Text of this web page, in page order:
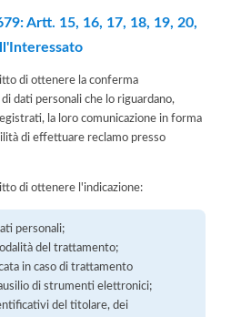
Artt. 15, 16, 17, 18, 19, 20,
di ottenere la conferma
dati personali che lo riguardano,
la loro comunicazione in forma
di effettuare reclamo presso
di ottenere l'indicazione:
personali;
del trattamento;
in caso di trattamento
di strumenti elettronici;
del titolare, dei